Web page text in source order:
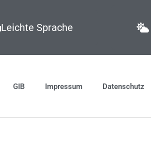
Leichte Sprache
GIB Impressum Datenschutz